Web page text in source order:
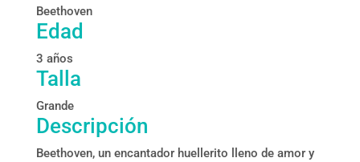
Beethoven
Edad
3 años
Talla
Grande
Descripción
Beethoven, un encantador huellerito lleno de amor y